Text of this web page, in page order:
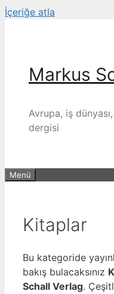
İçeriğe atla
Markus
Avrupa, iş
dergisi
Menü
Kitaplar
Bu kategoride
bakış bulacaksınız
Schall Verlag.